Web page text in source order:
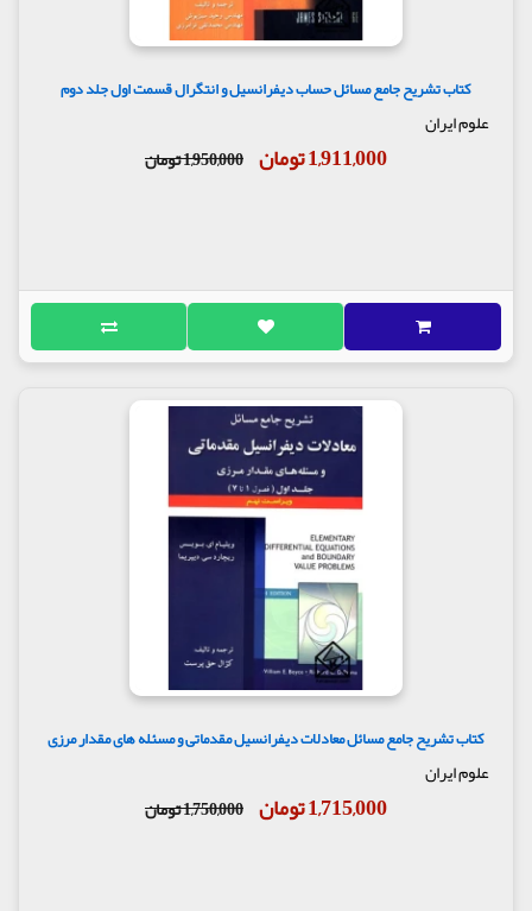
کتاب تشریح جامع مسائل حساب دیفرانسیل و انتگرال قسمت اول جلد دوم
علوم ایران
1,911,000 تومان 1,950,000 تومان
کتاب تشریح جامع مسائل معادلات دیفرانسیل مقدماتی و مسئله های مقدار مرزی
علوم ایران
1,715,000 تومان 1,750,000 تومان